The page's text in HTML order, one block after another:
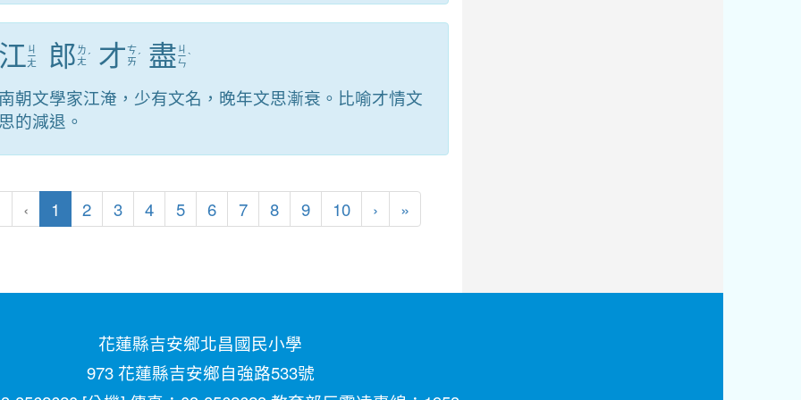
ㄐ
ㄧ
ㄤ 郎 ㄌ
ㄤ ˊ 才ㄘ
ㄞ ˊ 盡 ㄐ
ㄧ
ㄣ
ˋ
朝文學家江淹，少有文名，晚年文思漸衰。比喻才情文
的減退。
‹ 1 (目前頁次)
2 3 4 5 6 7 8 9 10 ›下一頁
»最後頁
花蓮縣吉安鄉北昌國民小學
973 花蓮縣吉安鄉自強路533號